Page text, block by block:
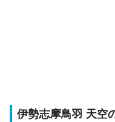
伊勢志摩鳥羽 天空